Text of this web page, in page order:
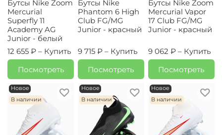
Бутсы Nike Zoom
Mercurial
Superfly 11
Academy AG
Junior - белый
12 655 ₽ – Купить
Посмотреть
Бутсы Nike
Phantom 6 High
Club FG/MG
Junior - красный
9 715 ₽ – Купить
Посмотреть
Бутсы Nike Zoom
Mercurial Vapor
17 Club FG/MG
Junior - красный
9 062 ₽ – Купить
Посмотреть
Новое
В наличии
Новое
В наличии
Новое
В наличии